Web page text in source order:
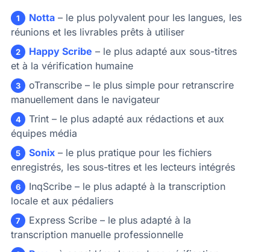
1 Notta – le plus polyvalent pour les langues, les
réunions et les livrables prêts à utiliser
2 Happy Scribe – le plus adapté aux sous-titres
et à la vérification humaine
3 oTranscribe – le plus simple pour retranscrire
manuellement dans le navigateur
4 Trint – le plus adapté aux rédactions et aux
équipes média
5 Sonix – le plus pratique pour les fichiers
enregistrés, les sous-titres et les lecteurs intégrés
6 InqScribe – le plus adapté à la transcription
locale et aux pédaliers
7 Express Scribe – le plus adapté à la
transcription manuelle professionnelle